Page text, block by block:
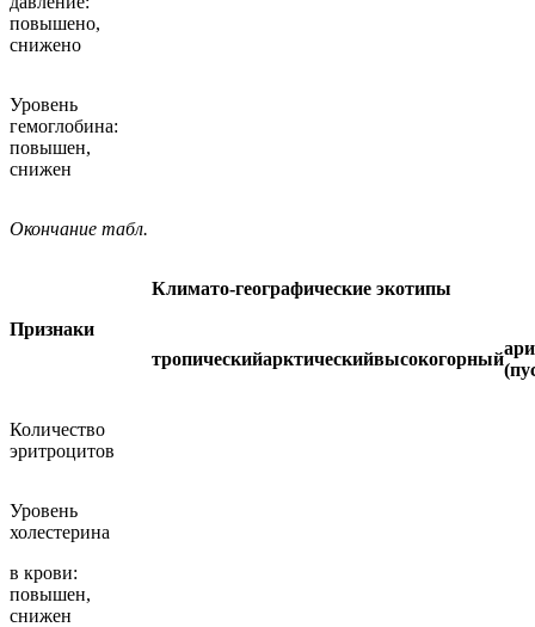
повышено,
снижено
Уровень
гемоглобина:
повышен,
снижен
Окончание табл.
Признаки
Климато-географические экотипы
тропическийарктическийвысокогорный
Количество
эритроцитов
Уровень
холестерина
в крови:
повышен,
снижен